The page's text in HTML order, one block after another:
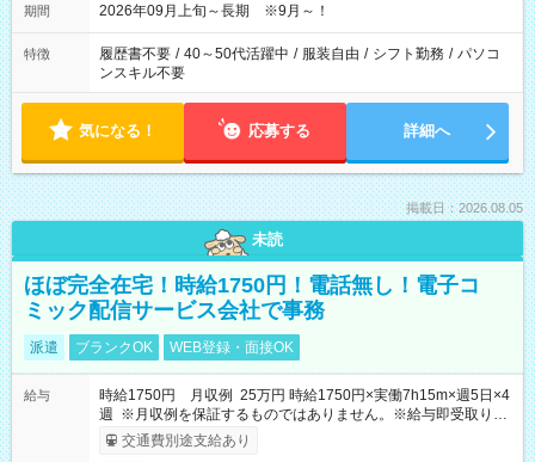
期間 2026年09月上旬～長期 ※9月～！
特徴 履歴書不要 / 40～50代活躍中 / 服装自由 / シフト勤務 / パソコ
ンスキル不要
気になる！ 応募する 詳細へ
掲載日：2026.08.05
未読
ほぼ完全在宅！時給1750円！電話無し！電子コ
ミック配信サービス会社で事務
派遣 ブランクOK WEB登録・面接OK
給与
時給1750円 月収例 25万円 時給1750円×実働7h15m×週5日×4
週 ※月収例を保証するものではありません。※給与即受取りサ
ービス利用可（利用条件有）
交通費別途支給あり